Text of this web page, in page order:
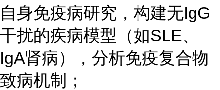
自身免疫病研究，构建无IgG
干扰的疾病模型（如SLE、
IgA肾病），分析免疫复合物
致病机制；